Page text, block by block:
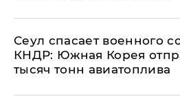
​Сеул спасает военного
КНДР: Южная Корея
тысяч тонн авиатоплива